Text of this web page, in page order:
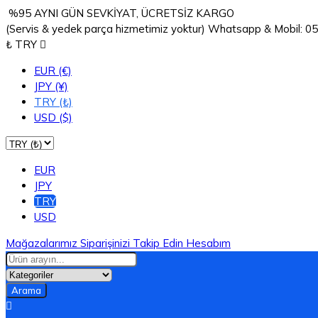
%95 AYNI GÜN SEVKİYAT, ÜCRETSİZ KARGO
(Servis & yedek parça hizmetimiz yoktur) Whatsapp & Mobil:
₺ TRY 
EUR (€)
JPY (¥)
TRY (₺)
USD ($)
EUR
JPY
TRY
USD
Mağazalarımız Siparişinizi Takip Edin Hesabım
Arama
